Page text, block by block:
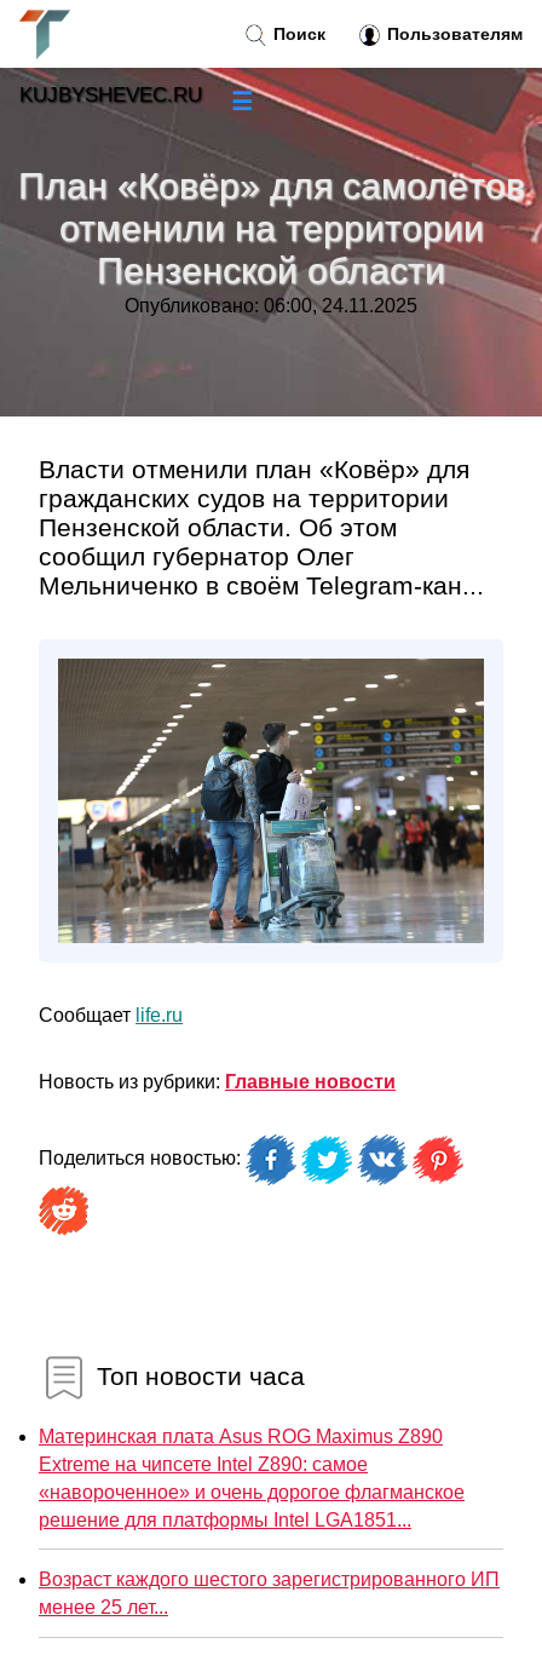
План «Ковёр» для самолётов
отменили на территории
Пензенской области
Опубликовано: 06:00, 24.11.2025
Власти отменили план «Ковёр» для
гражданских судов на территории
Пензенской области. Об этом
сообщил губернатор Олег
Мельниченко в своём Telegram-кан...
Сообщает life.ru
Новость из рубрики: Главные новости
Поделиться новостью:
Топ новости часа
Материнская плата Asus ROG Maximus Z890
Extreme на чипсете Intel Z890: самое
«навороченное» и очень дорогое флагманское
решение для платформы Intel LGA1851...
Возраст каждого шестого зарегистрированного ИП
менее 25 лет...
Поиск Пользователям
KUJBYSHEVEC.RU ☰
Новости»
Тренды новостей»
Рубрики»
Контакт»